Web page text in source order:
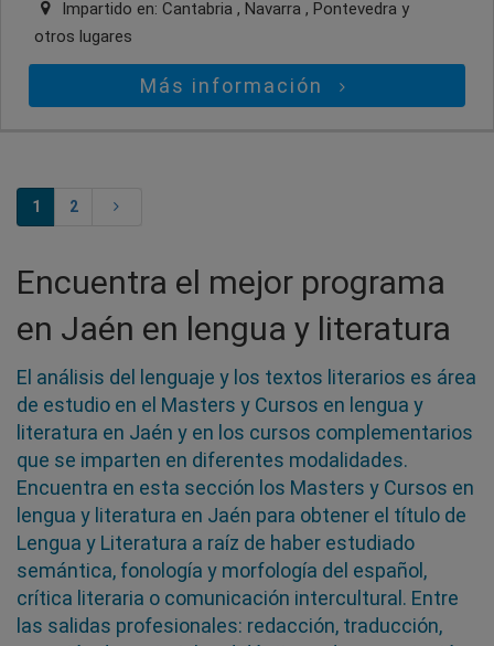
Impartido en: Cantabria , Navarra , Pontevedra y
otros lugares
Más información
1 2
Encuentra el mejor programa
en Jaén en lengua y literatura
El análisis del lenguaje y los textos literarios es área
de estudio en el Masters y Cursos en lengua y
literatura en Jaén y en los cursos complementarios
que se imparten en diferentes modalidades.
Encuentra en esta sección los Masters y Cursos en
lengua y literatura en Jaén para obtener el título de
Lengua y Literatura a raíz de haber estudiado
semántica, fonología y morfología del español,
crítica literaria o comunicación intercultural. Entre
las salidas profesionales: redacción, traducción,